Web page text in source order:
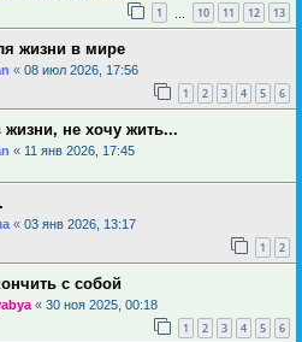
1 10 11 12 13
жизни в мире
« 08 июл 2026, 17:56
1 2 3 4 5 6
не хочу жить...
« 11 янв 2026, 17:45
« 03 янв 2026, 13:17
1 2
с собой
« 30 ноя 2025, 00:18
1 2 3 4 5 6